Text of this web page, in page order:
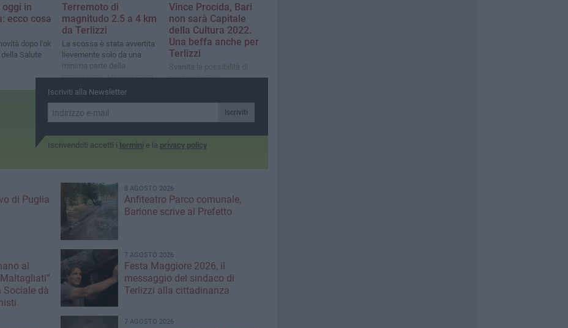
in
ecco cosa
dopo l'ok
Salute
Terremoto di
magnitudo 2.5 a 4 km
da Terlizzi
La scossa è stata avvertita
lievemente solo da una
minima parte della
popolazione. Nessun danno
a cose o persone
Vince Procida, Bari
non sarà Capitale
della Cultura 2022.
Una beffa anche per
Terlizzi
Svanita la possibilità di
rendere la Città
Iscriviti alla Newsletter
Iscriviti
Iscrivendoti accetti i termini e la privacy policy
di Puglia
8 AGOSTO 2026
Anfiteatro Parco comunale,
Barione scrive al Prefetto
al
Sociale dà
7 AGOSTO 2026
Festa Maggiore 2026, il
messaggio del sindaco di
Terlizzi alla cittadinanza
7 AGOSTO 2026